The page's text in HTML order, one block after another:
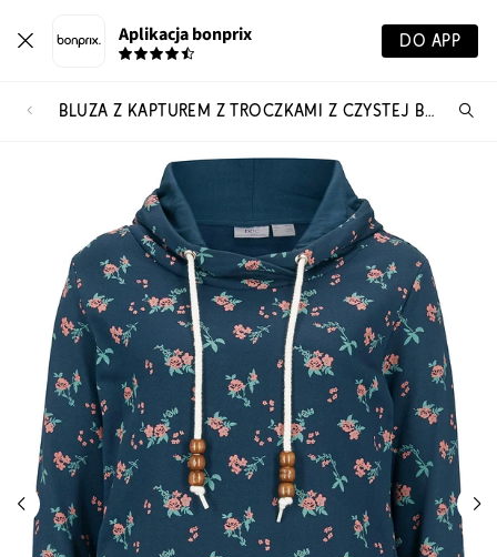
Aplikacja bonprix DO APP
BLUZA Z KAPTUREM Z TROCZKAMI Z CZYSTEJ BAWEŁNY